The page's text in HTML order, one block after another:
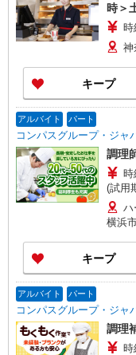
時＞
時
神
キープ
アルバイト パート
コンパスグループ・ジ
調理
時給
(試用期間2ヶ月)
分単
横浜
キープ
アルバイト パート
コンパスグループ・ジ
調理
時給